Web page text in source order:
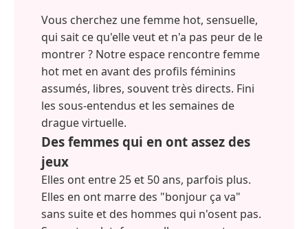
Vous cherchez une femme hot, sensuelle,
qui sait ce qu'elle veut et n'a pas peur de le
montrer ? Notre espace rencontre femme
hot met en avant des profils féminins
assumés, libres, souvent très directs. Fini
les sous-entendus et les semaines de
drague virtuelle.
Des femmes qui en ont assez des
jeux
Elles ont entre 25 et 50 ans, parfois plus.
Elles en ont marre des "bonjour ça va"
sans suite et des hommes qui n'osent pas.